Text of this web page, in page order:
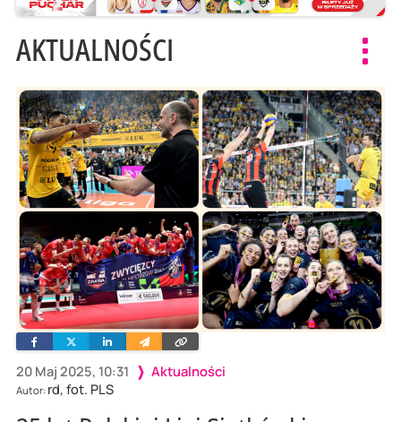
AKTUALNOŚCI
20 Maj 2025, 10:31 Aktualności
Autor: rd, fot. PLS
FacebookTwitterLinkedinWyślij
e-
Skopiuj
link